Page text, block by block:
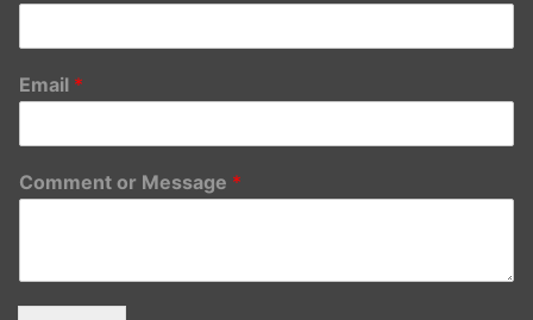
Email *
Comment or Message *